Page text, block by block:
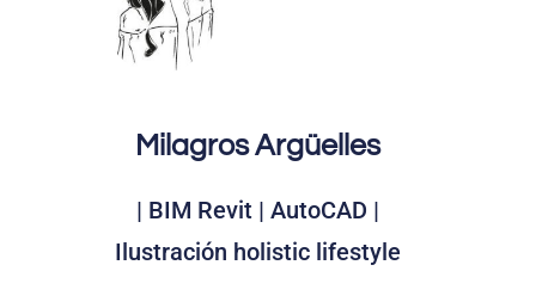
Milagros Argüelles
| BIM Revit | AutoCAD |
Ilustración holistic lifestyle